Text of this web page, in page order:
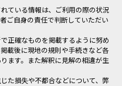
ている情報は、ご利用の際の状況
ご自身の責任で判断していただい
正確なものを掲載するように努め
載後に現地の規則や手続きなど各
ます。また解釈に見解の相違が生
た損失や不都合などについて、弊